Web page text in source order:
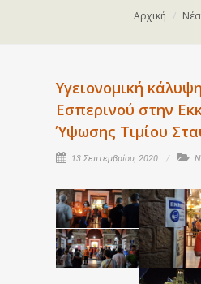
Αρχική
Υγειονομική
Εσπερινού στην
Ύψωσης Τιμίου
13 Σεπτεμβρίου, 2020